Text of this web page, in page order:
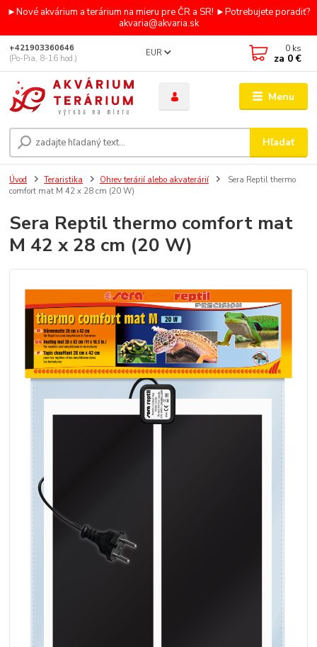
►Nové akvárium a terárium na mieru pre ČR a SR! ►Potrebujete poradiť?
akvaria@akvaria.sk
Menu
EUR
Hľadať
+421903360646
(Po-Pia, 8-16 hod.)
0 ks
za 0 €
Úvod Teraristika Ohrev terárií alebo akvaterárií
Sera Reptil thermo
comfort mat M 42 x 28 cm (20 W)
Sera Reptil thermo comfort mat
M 42 x 28 cm (20 W)